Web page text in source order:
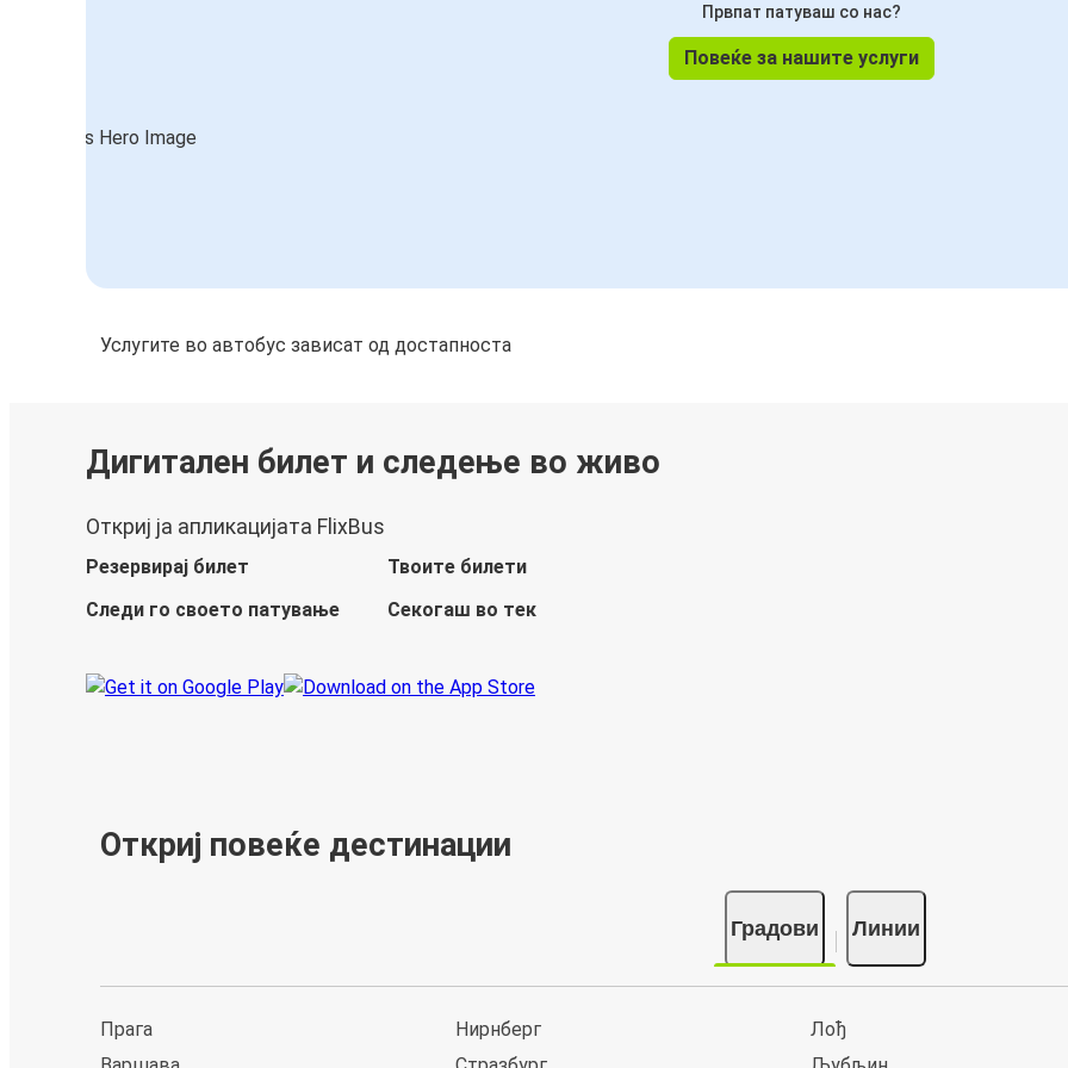
Првпат патуваш со нас?
Повеќе за нашите услуги
Услугите во автобус зависат од достапноста
Дигитален билет и следење во живо
Откриј ја апликацијата FlixBus
Резервирај билет
Твоите билети
Следи го своето патување
Секогаш во тек
Откриј повеќе дестинации
Градови Линии
Прага
Нирнберг
Лођ